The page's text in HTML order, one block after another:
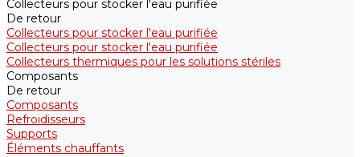
Collecteurs pour stocker l'eau purifiée
De retour
Collecteurs pour stocker l'eau purifiée
Collecteurs pour stocker l'eau purifiée
Collecteurs thermiques pour les solutions stériles
Composants
De retour
Composants
Refroidisseurs
Supports
Éléments chauffants